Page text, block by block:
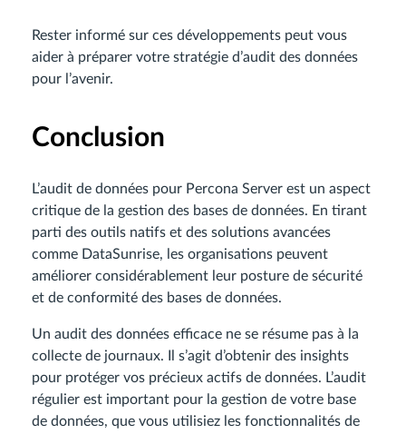
Rester informé sur ces développements peut vous
aider à préparer votre stratégie d’audit des données
pour l’avenir.
Conclusion
L’audit de données pour Percona Server est un aspect
critique de la gestion des bases de données. En tirant
parti des outils natifs et des solutions avancées
comme DataSunrise, les organisations peuvent
améliorer considérablement leur posture de sécurité
et de conformité des bases de données.
Un audit des données efficace ne se résume pas à la
collecte de journaux. Il s’agit d’obtenir des insights
pour protéger vos précieux actifs de données. L’audit
régulier est important pour la gestion de votre base
de données, que vous utilisiez les fonctionnalités de